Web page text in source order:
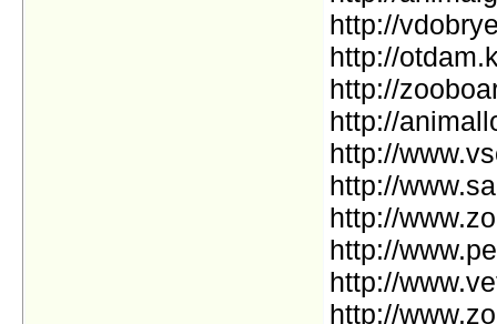
http://
http://
http://
http://
http://
http://
http://
http://
http://
http://